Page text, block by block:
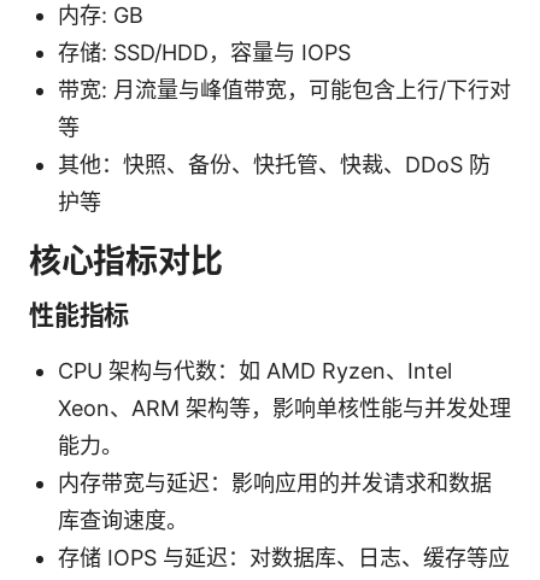
内存: GB
存储: SSD/HDD，容量与 IOPS
带宽: 月流量与峰值带宽，可能包含上行/下行对
等
其他：快照、备份、快托管、快裁、DDoS 防
护等
核心指标对比
性能指标
CPU 架构与代数：如 AMD Ryzen、Intel
Xeon、ARM 架构等，影响单核性能与并发处理
能力。
内存带宽与延迟：影响应用的并发请求和数据
库查询速度。
存储 IOPS 与延迟：对数据库、日志、缓存等应